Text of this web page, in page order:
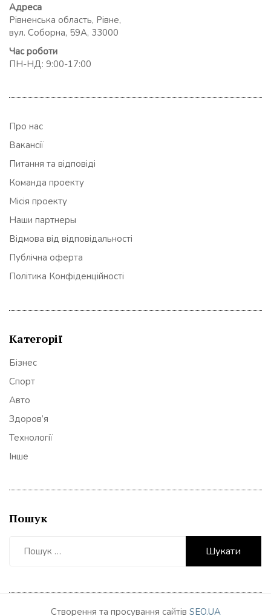
Адреса
Рівненська область, Рівне,
вул. Соборна, 59А, 33000
Час роботи
ПН-НД: 9:00-17:00
Про нас
Вакансії
Питання та відповіді
Команда проекту
Місія проекту
Наши партнеры
Відмова від відповідальності
Публічна оферта
Політика Конфіденційності
Категорії
Бізнес
Спорт
Авто
Здоров’я
Технології
Інше
Пошук
Створення та просування сайтів SEO.UA